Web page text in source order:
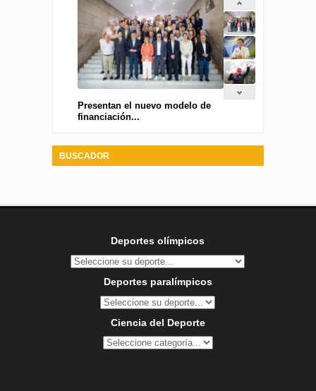
Presentan el nuevo modelo de
financiación...
BUSCADOR
Deportes olímpicos
Deportes paralímpicos
Ciencia del Deporte